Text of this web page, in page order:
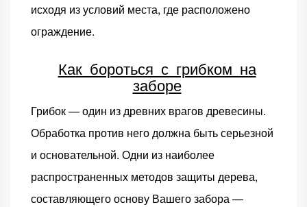
исходя из условий места, где расположено
ограждение.
Как бороться с грибком на
заборе
Грибок — один из древних врагов древесины.
Обработка против него должна быть серьезной
и основательной. Одни из наиболее
распространенных методов защиты дерева,
составляющего основу Вашего забора —